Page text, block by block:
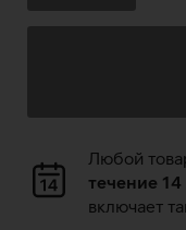
Загрузка
данных
Любой
течение
включает